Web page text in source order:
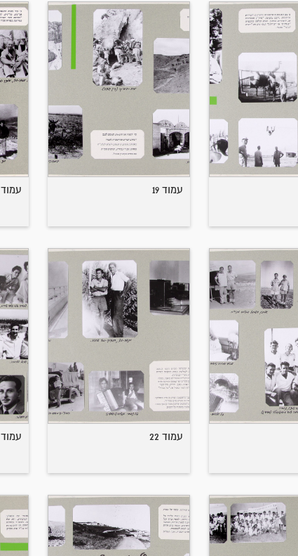
עמוד 19 עמוד 20
עמוד 22 עמוד 23